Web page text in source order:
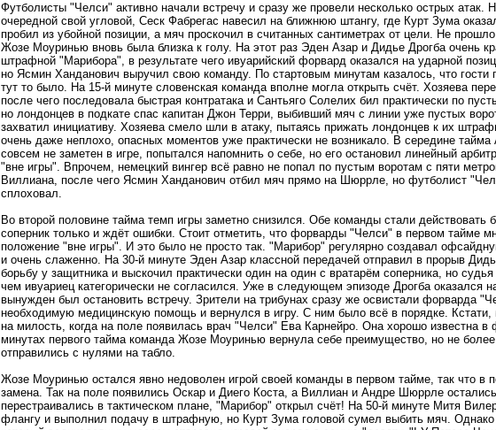
Футболисты "Челси" активно начали встречу и сразу же провели несколько острых атак.
очередной свой угловой, Сеск Фабрегас навесил на ближнюю штангу, где Курт Зума
пробил из убойной позиции, а мяч проскочил в считанных сантиметрах от цели. Не
Жозе Моуринью вновь была близка к голу. На этот раз Эден Азар и Дидье Дрогба очень
штрафной "Марибора", в результате чего ивуарийский форвард оказался на ударной
но Ясмин Ханданович выручил свою команду. По стартовым минутам казалось, что гости
тут то было. На 15-й минуте словенская команда вполне могла открыть счёт. Хозяева
после чего последовала быстрая контратака и Сантьяго Солелих бил практически по
но лондонцев в подкате спас капитан Джон Терри, выбивший мяч с линии уже пустых
захватил инициативу. Хозяева смело шли в атаку, пытаясь прижать лондонцев к их
очень даже неплохо, опасных моментов уже практически не возникало. В середине
совсем не заметен в игре, попытался напомнить о себе, но его остановил линейный
"вне игры". Впрочем, немецкий вингер всё равно не попал по пустым воротам с пяти
Виллиана, после чего Ясмин Ханданович отбил мяч прямо на Шюррле, но футболист
сплоховал.
Во второй половине тайма темп игры заметно снизился. Обе команды стали действовать
соперник только и ждёт ошибки. Стоит отметить, что форварды "Челси" в первом тайме
положение "вне игры". И это было не просто так. "Марибор" регулярно создавал
и очень слаженно. На 30-й минуте Эден Азар классной передачей отправил в прорыв
борьбу у защитника и выскочил практически один на один с вратарём соперника, но
чем ивуариец категорически не согласился. Уже в следующем эпизоде Дрогба оказался
вынужден был остановить встречу. Зрители на трибунах сразу же освистали форварда
необходимую медицинскую помощь и вернулся в игру. С ним было всё в порядке. Кстати,
на милость, когда на поле появилась врач "Челси" Ева Карнейро. Она хорошо известна
минутах первого тайма команда Жозе Моуринью вернула себе преимущество, но не
отправились с нулями на табло.
Жозе Моуринью остался явно недоволен игрой своей команды в первом тайме, так что в
замена. Так на поле появились Оскар и Диего Коста, а Виллиан и Андре Шюррле
перестраивались в тактическом плане, "Марибор" открыл счёт! На 50-й минуте Митя
флангу и выполнил подачу в штрафную, но Курт Зума головой сумел выбить мяч.